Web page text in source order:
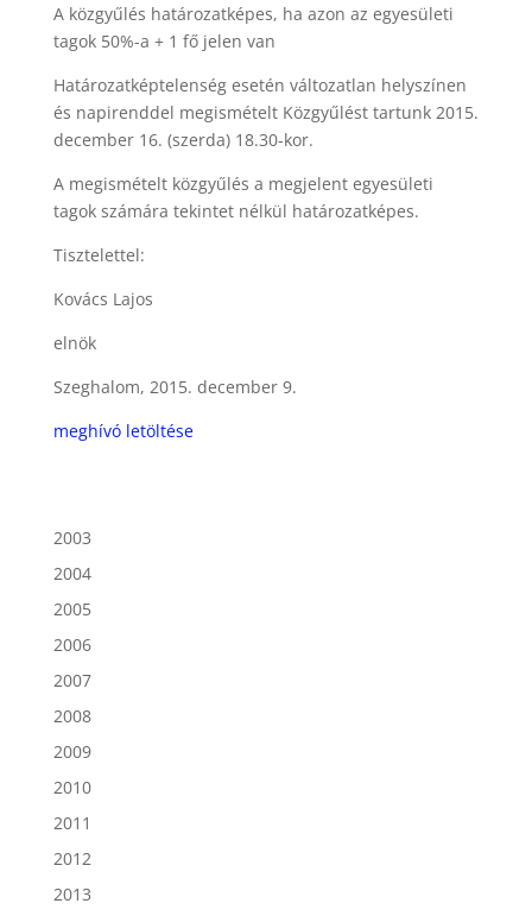
A közgyűlés határozatképes, ha azon az egyesületi
tagok 50%-a + 1 fő jelen van
Határozatképtelenség esetén változatlan helyszínen
és napirenddel megismételt Közgyűlést tartunk 2015.
december 16. (szerda) 18.30-kor.
A megismételt közgyűlés a megjelent egyesületi
tagok számára tekintet nélkül határozatképes.
Tisztelettel:
Kovács Lajos
elnök
Szeghalom, 2015. december 9.
meghívó letöltése
2003
2004
2005
2006
2007
2008
2009
2010
2011
2012
2013